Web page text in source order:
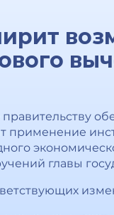
применение
главы